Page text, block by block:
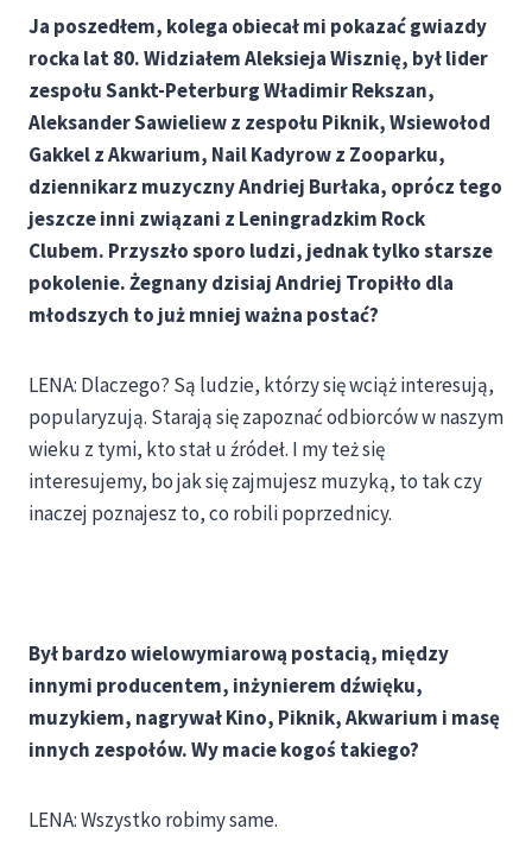
Ja poszedłem, kolega obiecał mi pokazać gwiazdy
rocka lat 80. Widziałem Aleksieja Wisznię, był lider
zespołu Sankt-Peterburg Władimir Rekszan,
Aleksander Sawieliew z zespołu Piknik, Wsiewołod
Gakkel z Akwarium, Nail Kadyrow z Zooparku,
dziennikarz muzyczny Andriej Burłaka, oprócz tego
jeszcze inni związani z Leningradzkim Rock
Clubem. Przyszło sporo ludzi, jednak tylko starsze
pokolenie. Żegnany dzisiaj Andriej Tropiłło dla
młodszych to już mniej ważna postać?
LENA: Dlaczego? Są ludzie, którzy się wciąż interesują,
popularyzują. Starają się zapoznać odbiorców w naszym
wieku z tymi, kto stał u źródeł. I my też się
interesujemy, bo jak się zajmujesz muzyką, to tak czy
inaczej poznajesz to, co robili poprzednicy.
Był bardzo wielowymiarową postacią, między
innymi producentem, inżynierem dźwięku,
muzykiem, nagrywał Kino, Piknik, Akwarium i masę
innych zespołów. Wy macie kogoś takiego?
LENA: Wszystko robimy same.